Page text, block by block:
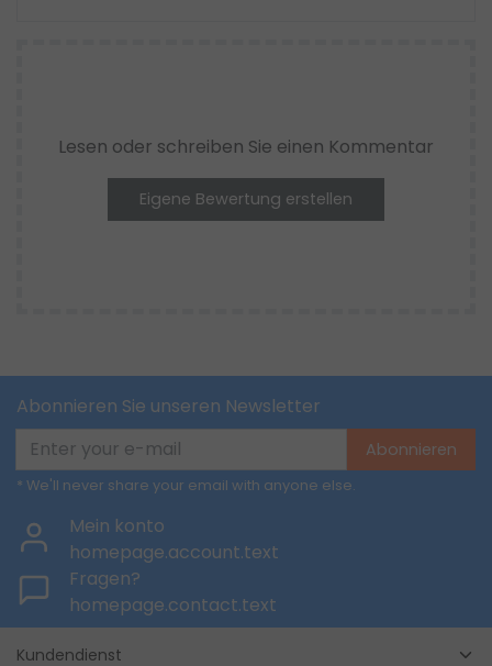
Lesen oder schreiben Sie einen Kommentar
Eigene Bewertung erstellen
Abonnieren Sie unseren Newsletter
Abonnieren
* We'll never share your email with anyone else.
Mein konto
homepage.account.text
Fragen?
homepage.contact.text
Kundendienst